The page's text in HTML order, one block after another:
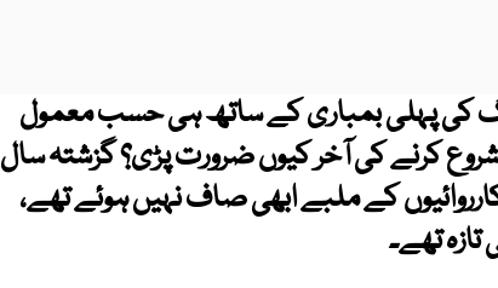
کی پہلی بمباری کے ساتھ ہی حسب معمول
کرنے کی آخر کیوں ضرورت پڑی؟ گزشتہ سال
کارروائیوں کے ملبے ابھی صاف نہیں ہوئے تھے،
تھے۔